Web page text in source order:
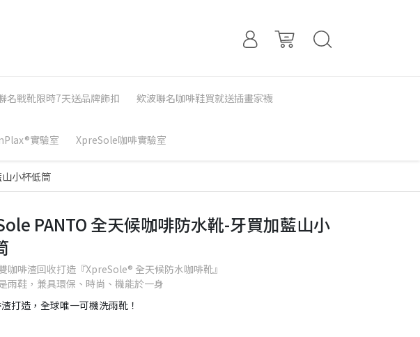
名戰靴限時7天送品牌飾扣 欸波聯名咖啡鞋買就送插畫家襪
實驗室 XpreSole咖啡實驗室
小杯低筒
PANTO 全天候咖啡防水靴-牙買加藍山小
咖啡渣回收打造『XpreSole® 全天候防水咖啡靴』
雨鞋，兼具環保、時尚、機能於一身
打造，全球唯一可機洗雨靴！